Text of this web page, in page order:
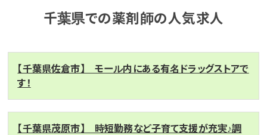
千葉県での薬剤師の人気求人
【千葉県佐倉市】 モール内にある有名ドラッグストアで
す！
【千葉県茂原市】 時短勤務など子育て支援が充実♪調